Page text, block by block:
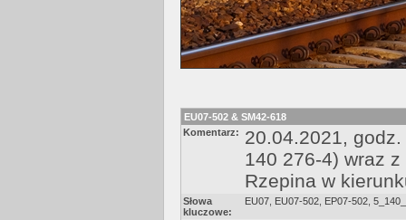
EU07-502 & SM42-618
Komentarz:
20.04.2021,
140 276-4) wraz
Rzepina w
Słowa
kluczowe:
EU07 EU07-502 EP07-502